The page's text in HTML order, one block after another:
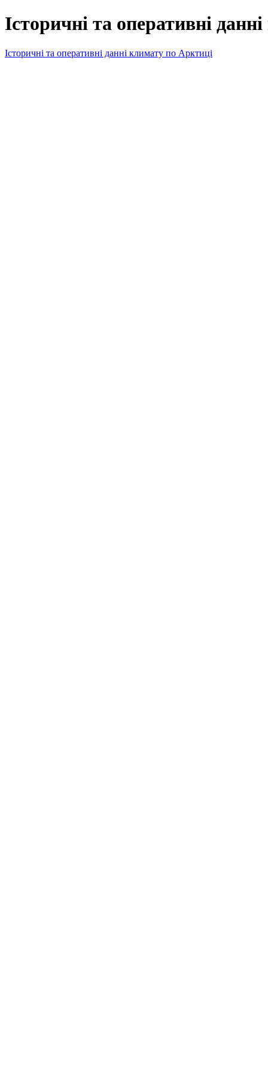
Історичні та оперативні
Історичні та оперативні данні климату по Арктиці